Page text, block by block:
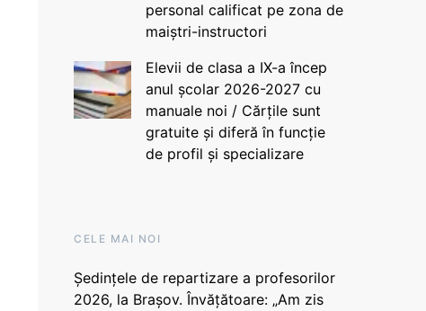
personal calificat pe zona de
maiștri-instructori
Elevii de clasa a IX-a încep
anul școlar 2026-2027 cu
manuale noi / Cărțile sunt
gratuite și diferă în funcție
de profil și specializare
CELE MAI NOI
Ședințele de repartizare a profesorilor
2026, la Brașov. Învățătoare: „Am zis